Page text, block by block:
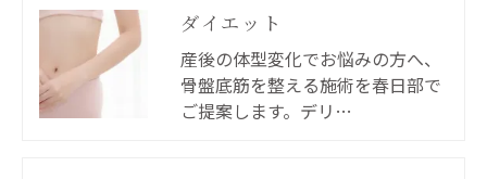
ダイエット
産後の体型変化でお悩みの方へ、
骨盤底筋を整える施術を春日部で
ご提案します。デリ…